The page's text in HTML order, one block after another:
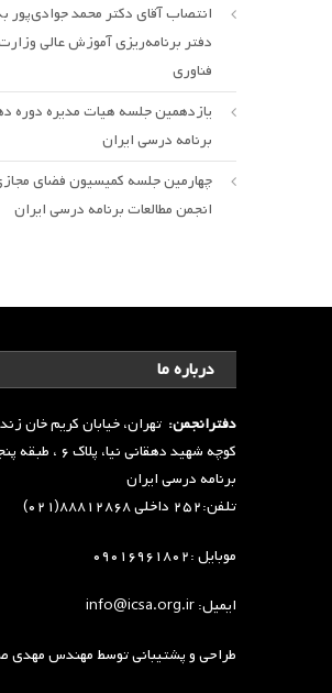
انتصاب آقای دکتر محمد
دفتر برنامه‌ریزی آموزش عالی
فناوری
یازدهمین جلسه هیات مدیره دوره
برنامه درسی ایران
چهارمین جلسه کمیسیون فضای
انجمن مطالعات برنامه درسی ایران
درباره ما
دفترانجمن: تهران، خیابان کریم خان
کوچه شهید
برنامه درسی ایران
تلفن:۲۵۲ داخلی ۸۸۸۱۲۸۶۸(۰۲۱)
موبایل :۰۹۰۱۶۹۶۱۸۰۲
ایمیل: info@icsa.org.ir
طراحی و پشتیبانی توسطمهندس مهدی